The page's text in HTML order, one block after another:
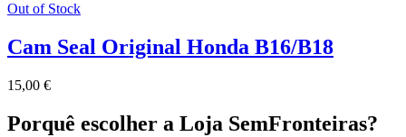
Out of Stock
Cam Seal Original Honda B16/B18
15,00 €
Porquê escolher a Loja SemFronteiras?